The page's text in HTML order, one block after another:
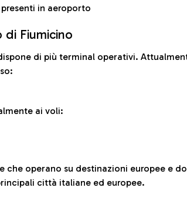
in aeroporto
di Fiumicino
di più terminal operativi.
ai voli:
che operano su destinazioni europee e
città italiane ed europee.